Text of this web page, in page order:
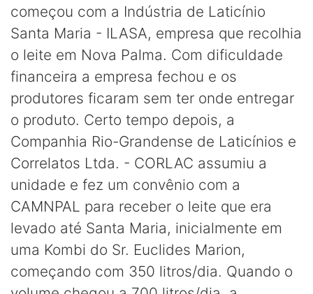
começou com a Indústria de Laticínio
Santa Maria - ILASA, empresa que recolhia
o leite em Nova Palma. Com dificuldade
financeira a empresa fechou e os
produtores ficaram sem ter onde entregar
o produto. Certo tempo depois, a
Companhia Rio-Grandense de Laticínios e
Correlatos Ltda. - CORLAC assumiu a
unidade e fez um convênio com a
CAMNPAL para receber o leite que era
levado até Santa Maria, inicialmente em
uma Kombi do Sr. Euclides Marion,
começando com 350 litros/dia. Quando o